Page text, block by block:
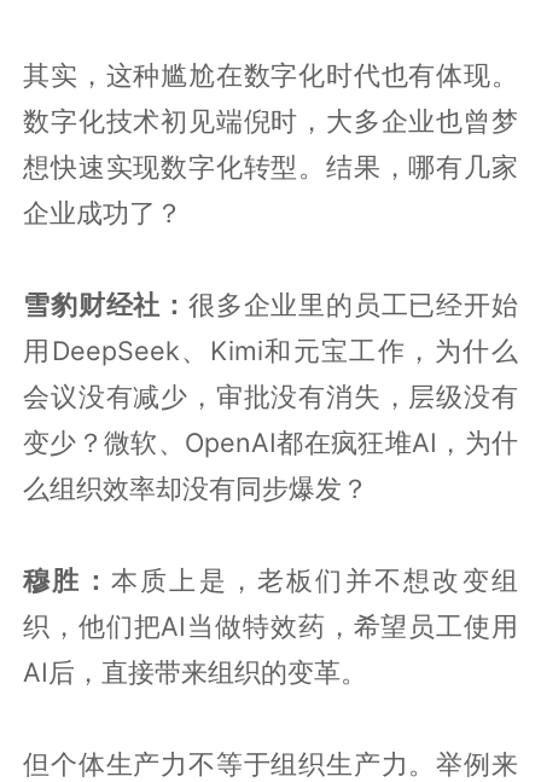
其实，这种尴尬在数字化时代也有体现。
数字化技术初见端倪时，大多企业也曾梦
想快速实现数字化转型。结果，哪有几家
企业成功了？
雪豹财经社： 很多企业里的员工已经开始
用DeepSeek、Kimi和元宝工作，为什么
会议没有减少，审批没有消失，层级没有
变少？微软、OpenAI都在疯狂堆AI，为什
么组织效率却没有同步爆发？
穆胜： 本质上是，老板们并不想改变组
织，他们把AI当做特效药，希望员工使用
AI后，直接带来组织的变革。
但个体生产力不等于组织生产力。举例来